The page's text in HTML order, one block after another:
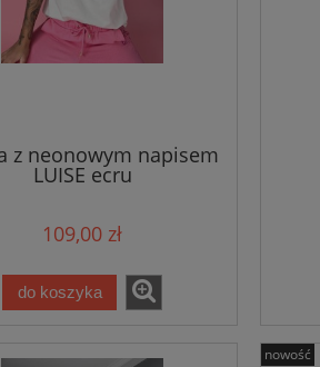
z neonowym napisem
LUISE ecru
109,00 zł
do koszyka
nowość